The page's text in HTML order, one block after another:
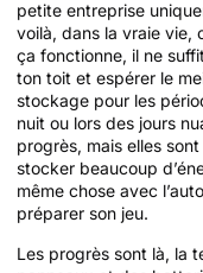
petite entreprise
voilà, dans la vraie vie,
ça fonctionne, il ne
ton toit et espérer le
stockage pour les
nuit ou lors des jours
progrès, mais elles
stocker beaucoup
même chose avec
préparer son jeu.
Les progrès sont là, la